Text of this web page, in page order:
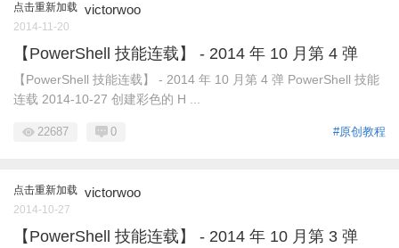
点击重新加载 victorwoo
2014-11-20
【PowerShell 技能连载】 - 2014 年 10 月第 4 弹
【PowerShell 技能连载】 - 2014 年 10 月第 4 弹 PowerShell 技能
连载 2014-10-27 创建彩色的 H ...
#原创教程
22687 0
点击重新加载 victorwoo
2014-10-27
【PowerShell 技能连载】 - 2014 年 10 月第 3 弹